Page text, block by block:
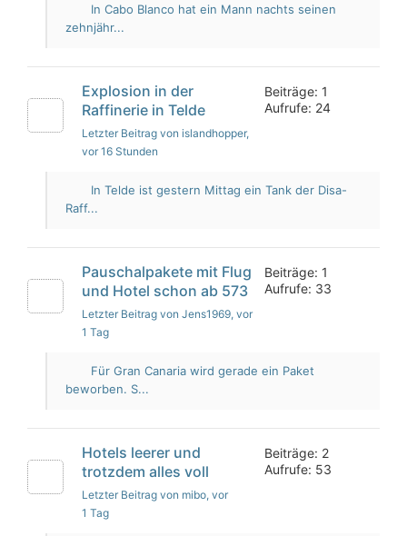
In Cabo Blanco hat ein Mann nachts seinen
zehnjähr...
Explosion in der
Raffinerie in Telde
Letzter Beitrag von islandhopper,
vor 16 Stunden
Beiträge: 1
Aufrufe: 24
In Telde ist gestern Mittag ein Tank der Disa-
Raff...
Pauschalpakete mit Flug
und Hotel schon ab 573
Letzter Beitrag von Jens1969, vor
1 Tag
Beiträge: 1
Aufrufe: 33
Für Gran Canaria wird gerade ein Paket
beworben. S...
Hotels leerer und
trotzdem alles voll
Letzter Beitrag von mibo, vor
1 Tag
Beiträge: 2
Aufrufe: 53